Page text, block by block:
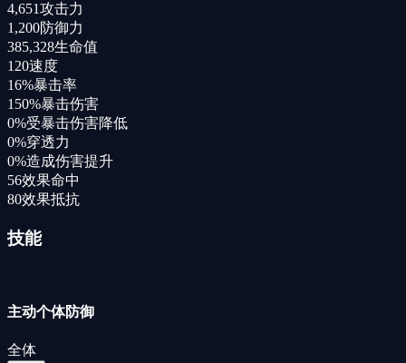
4,651攻击力
1,200防御力
385,328生命值
120速度
16%暴击率
150%暴击伤害
0%受暴击伤害降低
0%穿透力
0%造成伤害提升
56效果命中
80效果抵抗
技能
主动个体防御
全体